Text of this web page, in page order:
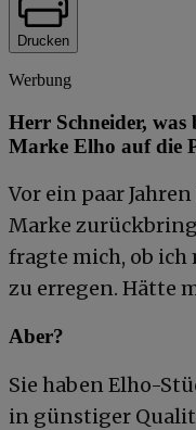
Drucken
Werbung
Herr Schneider, was
Marke Elho auf die
Vor ein paar
Marke
fragte mich, ob
zu erregen. Hätte
Aber?
Sie haben Elho-
in günstiger